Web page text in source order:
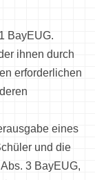
BayEUG.
ihnen durch
erforderlichen
eines
und die
3 BayEUG,